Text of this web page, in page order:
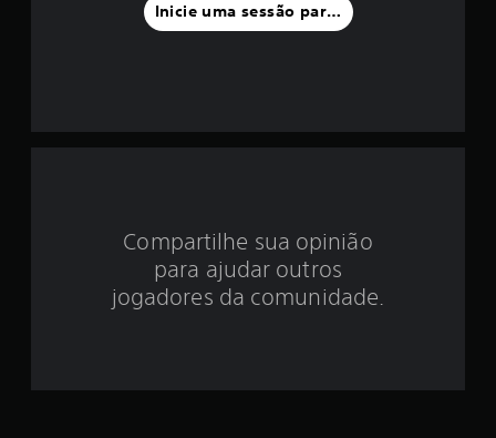
d
Inicie uma sessão para classificar
Compartilhe sua opinião
para ajudar outros
jogadores da comunidade.